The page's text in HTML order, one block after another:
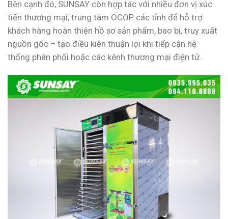
Bên cạnh đó, SUNSAY còn hợp tác với nhiều đơn vị xúc
tiến thương mại, trung tâm OCOP các tỉnh để hỗ trợ
khách hàng hoàn thiện hồ sơ sản phẩm, bao bì, truy xuất
nguồn gốc – tạo điều kiện thuận lợi khi tiếp cận hệ
thống phân phối hoặc các kênh thương mại điện tử.